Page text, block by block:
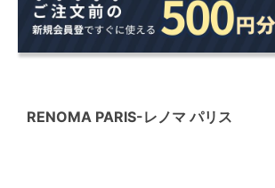
RENOMA PARIS-レノマ パリス